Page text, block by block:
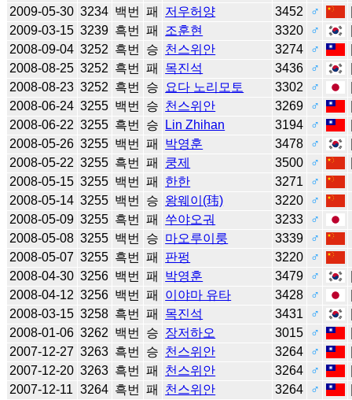
2009-05-30 3234 백번 패 저우허양 3452 ♂
2009-03-15 3239 흑번 패 조훈현 3320 ♂
2008-09-04 3252 흑번 승 천스위안 3274 ♂
2008-08-25 3252 흑번 패 목진석 3436 ♂
2008-08-23 3252 흑번 승 요다 노리모토 3302 ♂
2008-06-24 3255 백번 승 천스위안 3269 ♂
2008-06-22 3255 흑번 승 Lin Zhihan 3194 ♂
2008-05-26 3255 백번 패 박영훈 3478 ♂
2008-05-22 3255 흑번 패 쿵제 3500 ♂
2008-05-15 3255 백번 패 한한 3271
♂
2008-05-14 3255 백번 승 왕웨이(玮) 3220
♂
2008-05-09 3255 흑번 패 쑤야오궈 3233
♂
2008-05-08 3255 백번 승 마오루이룽 3339
♂
2008-05-07 3255 흑번 패 판펑 3220
♂
2008-04-30 3256 백번 패 박영훈 3479 ♂
2008-04-12 3256 백번 패 이야마 유타 3428 ♂
2008-03-15 3258 흑번 패 목진석 3431 ♂
2008-01-06 3262 백번 승 장저하오 3015 ♂
2007-12-27 3263 흑번 승 천스위안 3264 ♂
2007-12-20 3263 흑번 패 천스위안 3264 ♂
2007-12-11 3264 흑번 패 천스위안 3264 ♂